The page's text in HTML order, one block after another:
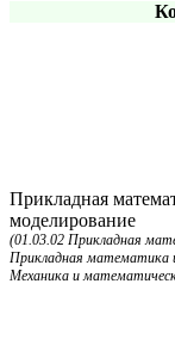
Прикладная
моделирование
(01.03.02 Прикладная
Прикладная
Механика и